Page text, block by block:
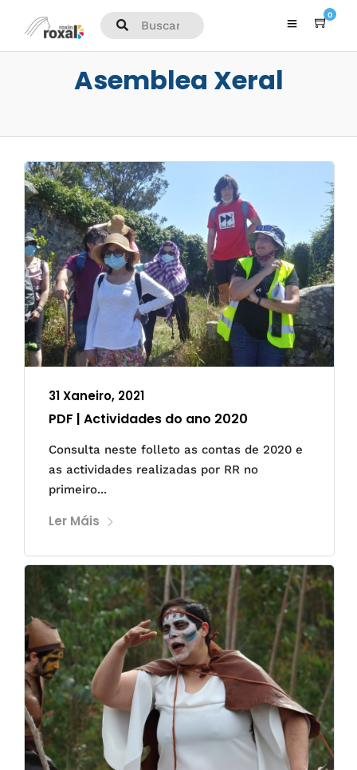
0
Asemblea Xeral
31 Xaneiro, 2021
PDF | Actividades do ano 2020
Consulta neste folleto as contas de 2020 e
as actividades realizadas por RR no
primeiro...
Ler Máis